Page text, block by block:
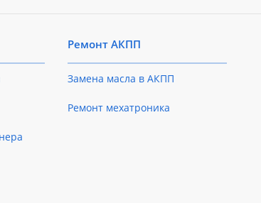
Ремонт АКПП
Замена масла в АКПП
Ремонт мехатроника